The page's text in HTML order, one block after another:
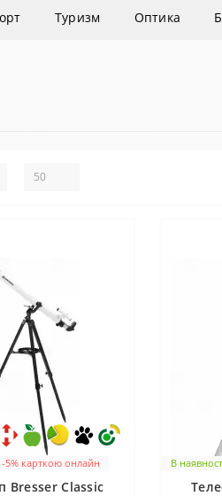
Туризм Оптика
-5% карткою онлайн
Bresser Classic
В